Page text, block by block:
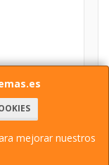
mejorar nuestros